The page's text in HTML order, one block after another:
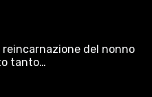
del nonno
tanto…